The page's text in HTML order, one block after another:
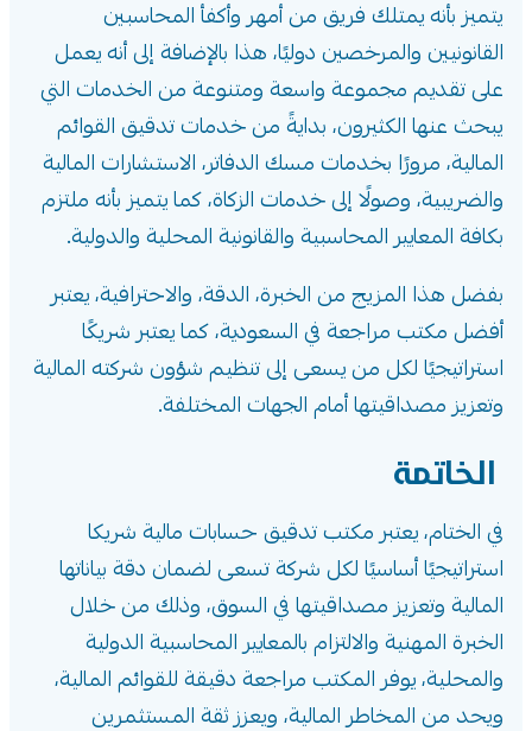
يتميز بأنه يمتلك فريق من أمهر وأكفأ المحاسبين
القانونيين والمرخصين دوليًا، هذا بالإضافة إلى أنه يعمل
على تقديم مجموعة واسعة ومتنوعة من الخدمات التي
يبحث عنها الكثيرون، بدايةً من خدمات تدقيق القوائم
المالية، مرورًا بخدمات مسك الدفاتر، الاستشارات المالية
والضريبية، وصولًا إلى خدمات الزكاة، كما يتميز بأنه ملتزم
بكافة المعايير المحاسبية والقانونية المحلية والدولية.
بفضل هذا المزيج من الخبرة، الدقة، والاحترافية، يعتبر
أفضل مكتب مراجعة في السعودية، كما يعتبر شريكًا
استراتيجيًا لكل من يسعى إلى تنظيم شؤون شركته المالية
وتعزيز مصداقيتها أمام الجهات المختلفة.
الخاتمة
في الختام، يعتبر مكتب تدقيق حسابات مالية شريكا
استراتيجيًا أساسيًا لكل شركة تسعى لضمان دقة بياناتها
المالية وتعزيز مصداقيتها في السوق، وذلك من خلال
الخبرة المهنية والالتزام بالمعايير المحاسبية الدولية
والمحلية، يوفر المكتب مراجعة دقيقة للقوائم المالية،
ويحد من المخاطر المالية، ويعزز ثقة المستثمرين